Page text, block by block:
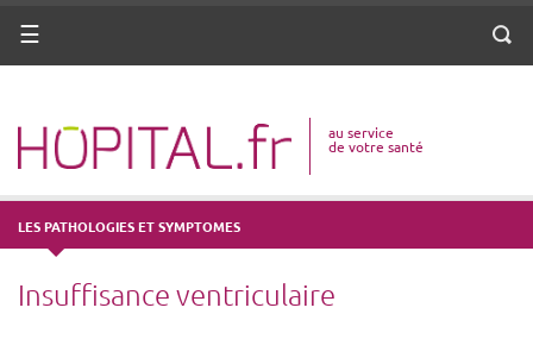
ANNUAIRE
VOTRE SANTÉ
DROITS & DÉMARCHES
MISSIONS
MÉTIERS
Menu
au service
de votre santé
LES PATHOLOGIES ET SYMPTOMES
Insuffisance ventriculaire